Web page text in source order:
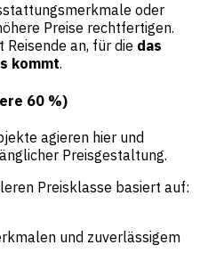
oder
Preise rechtfertigen.
Reisende an, für die das
kommt.
60 %)
agieren hier und
Preisgestaltung.
Preisklasse basiert auf:
und zuverlässigem